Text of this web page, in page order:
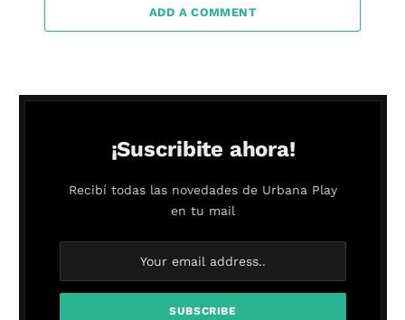
ADD A COMMENT
¡Suscribite ahora!
Recibí todas las novedades de Urbana Play
en tu mail